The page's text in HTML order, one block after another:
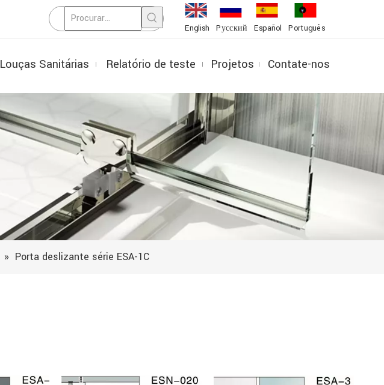
English Pусский Español Português
Louças Sanitárias Relatório de teste Projetos Contate-nos
» Porta deslizante série ESA-1C